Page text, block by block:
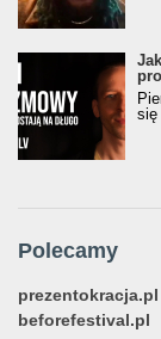
się
Polecamy
prezentokracja.pl
beforefestival.pl